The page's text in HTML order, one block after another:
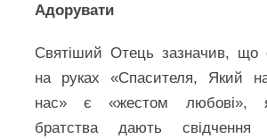
Адорувати
Святіший Отець зазначив, що
на руках «Спасителя, Який
нас» є «жестом любові»,
братства дають свідчення